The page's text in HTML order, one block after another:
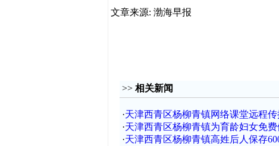
文章来源: 渤海早报
>> 相关新闻
·天津西青区杨柳青镇网络课堂远程
·天津西青区杨柳青镇为育龄妇女免费
·天津西青区杨柳青镇高姓后人保存